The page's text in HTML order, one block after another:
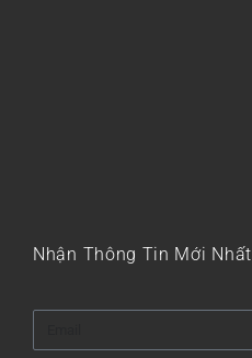
Nhận Thông Tin Mới Nhất